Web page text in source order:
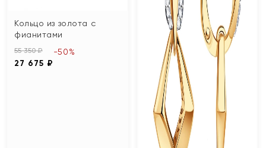
Кольцо из золота с
фианитами
55 350 ₽
27 675 ₽
-50%